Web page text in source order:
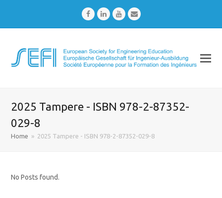
FacebookLinkedInYoutubeEmail
2025 Tampere - ISBN 978-2-87352-
029-8
Home » 2025 Tampere - ISBN 978-2-87352-029-8
No Posts found.